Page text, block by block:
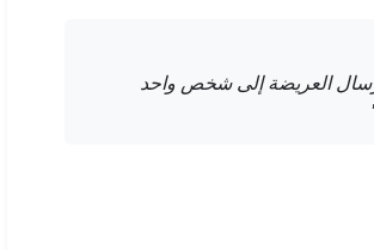
العريضة إلى شخص واحد